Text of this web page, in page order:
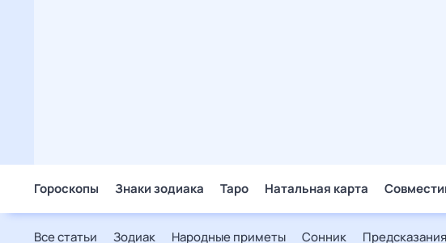
Гороскопы Знаки зодиака Таро Натальная карта
Все статьи Зодиак Народные приметы Сонник Предсказания